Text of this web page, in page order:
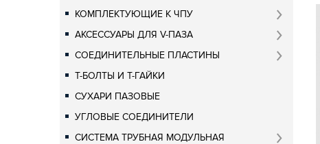
КОМПЛЕКТУЮЩИЕ К ЧПУ
АКСЕССУАРЫ ДЛЯ V-ПАЗА
СОЕДИНИТЕЛЬНЫЕ ПЛАСТИНЫ
Т-БОЛТЫ И Т-ГАЙКИ
СУХАРИ ПАЗОВЫЕ
УГЛОВЫЕ СОЕДИНИТЕЛИ
СИСТЕМА ТРУБНАЯ МОДУЛЬНАЯ